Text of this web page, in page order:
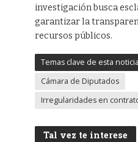
investigación busca
garantizar la
recursos públicos.
Temas clave de esta noticia
Cámara de Diputados
Irregularidades en
Tal vez te interese